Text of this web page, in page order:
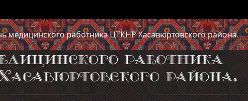
медицинского работника ЦТКНР Хасавюртовского района.
работника
района.